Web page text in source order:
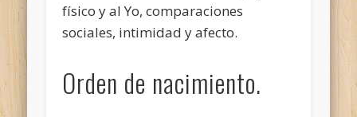
físico y al Yo, comparaciones
sociales, intimidad y afecto.
Orden de nacimiento.